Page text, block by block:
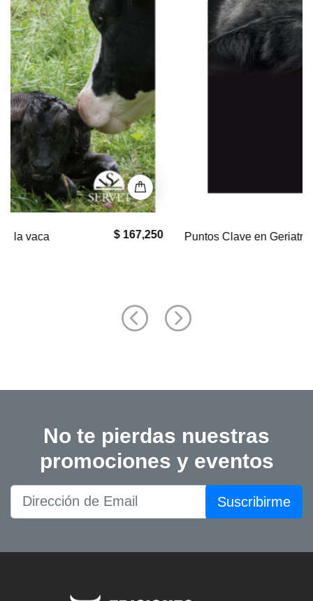
$ 0
Puntos Clave en Geriatría Felina
No te pierdas nuestras
promociones y eventos
Suscribirme